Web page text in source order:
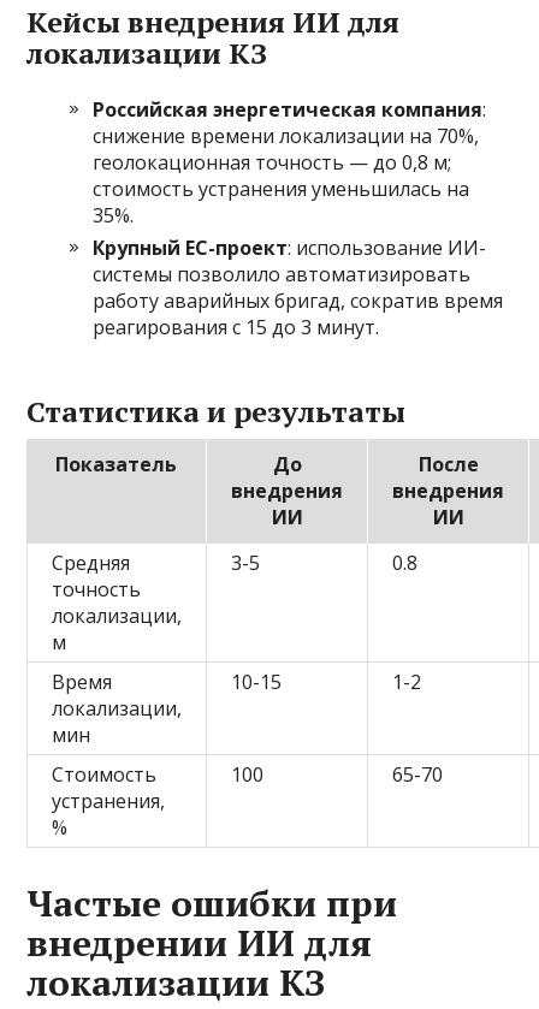
Кейсы внедрения ИИ для
локализации КЗ
Российская энергетическая компания:
снижение времени локализации на 70%,
геолокационная точность — до 0,8 м;
стоимость устранения уменьшилась на
35%.
Крупный ЕС-проект: использование ИИ-
системы позволило автоматизировать
работу аварийных бригад, сократив время
реагирования с 15 до 3 минут.
Статистика и результаты
Показатель
До
внедрения
ИИ
После
внедрения
ИИ
Средняя
точность
локализации,
м
3-5 0.8
Время
локализации,
мин
10-15 1-2
Стоимость
устранения,
%
100 65-70
Частые ошибки при
внедрении ИИ для
локализации КЗ